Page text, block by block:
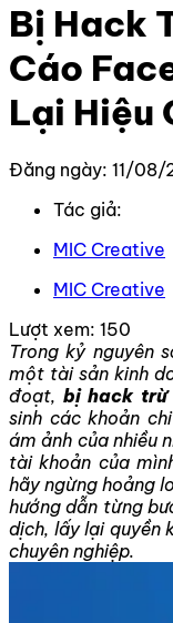
Bị Hack
Cáo
Lại Hiệu
Đăng ngày: 11/08/
Tác giả:
MIC Creative
MIC Creative
Lượt xem: 150
Trong kỷ nguyên
một tài sản kinh
đoạt, bị hack trừ
sinh các khoản
ám ảnh của nhiều
tài khoản của
hãy ngừng hoảng
hướng dẫn từng
dịch, lấy lại quyền
chuyên nghiệp.